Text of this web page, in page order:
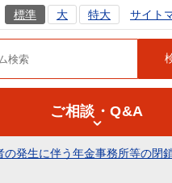
標準 大 特大 サイト
ご相談・Q&A
発生に伴う年金事務所等の閉